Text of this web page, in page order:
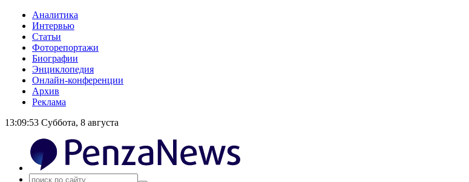
Аналитика
Интервью
Статьи
Фоторепортажи
Биографии
Энциклопедия
Онлайн-конференции
Архив
Реклама
13:09:54 Суббота, 8 августа